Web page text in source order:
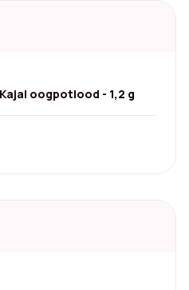
oogpotlood - 1,2 g